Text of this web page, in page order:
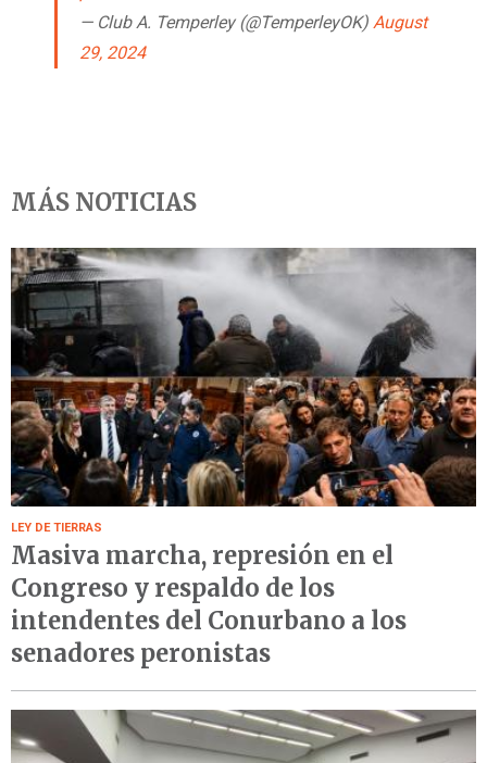
— Club A. Temperley (@TemperleyOK) August
29, 2024
MÁS NOTICIAS
LEY DE TIERRAS
Masiva marcha, represión en el
Congreso y respaldo de los
intendentes del Conurbano a los
senadores peronistas